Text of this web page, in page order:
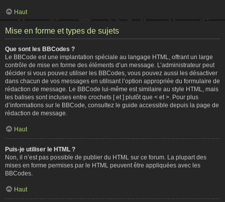
Haut
Mise en forme et types de sujets
Que sont les BBCodes ?
Le BBCode est une implantation spéciale au langage HTML, offrant un large
contrôle de mise en forme des éléments d’un message. L’administrateur peut
décider si vous pouvez utiliser les BBCodes, vous pouvez aussi les désactiver
dans chacun de vos messages en utilisant l’option appropriée du formulaire de
rédaction de message. Le BBCode lui-même est similaire au style HTML, mais
les balises sont incluses entre crochets [ et ] plutôt que < et >. Pour plus
d’informations sur le BBCode, consultez le guide accessible depuis la page de
rédaction de message.
Haut
Puis-je utiliser le HTML ?
Non, il n’est pas possible de publier du HTML sur ce forum. La plupart des
mises en forme permises par le HTML peuvent être appliquées avec les
BBCodes.
Haut